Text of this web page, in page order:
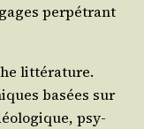
per­pé­trant
lit­té­ra­ture.
basées sur
psy­